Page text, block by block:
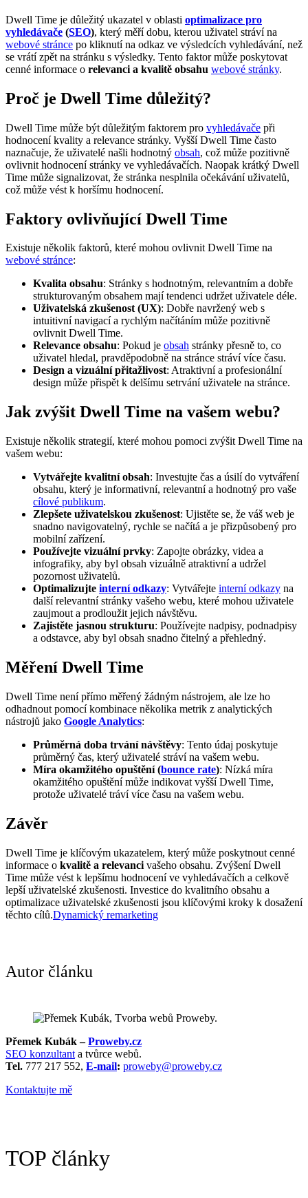
Dwell Time je důležitý ukazatel v oblasti optimalizace pro
vyhledávače (SEO), který měří dobu, kterou uživatel stráví na
webové stránce po kliknutí na odkaz ve výsledcích vyhledávání, než
se vrátí zpět na stránku s výsledky. Tento faktor může poskytovat
cenné informace o relevanci a kvalitě obsahu webové stránky.
Proč je Dwell Time důležitý?
Dwell Time může být důležitým faktorem pro vyhledávače při
hodnocení kvality a relevance stránky. Vyšší Dwell Time často
naznačuje, že uživatelé našli hodnotný obsah, což může pozitivně
ovlivnit hodnocení stránky ve vyhledávačích. Naopak krátký Dwell
Time může signalizovat, že stránka nesplnila očekávání uživatelů,
což může vést k horšímu hodnocení.
Faktory ovlivňující Dwell Time
Existuje několik faktorů, které mohou ovlivnit Dwell Time na
webové stránce:
Kvalita obsahu: Stránky s hodnotným, relevantním a dobře
strukturovaným obsahem mají tendenci udržet uživatele déle.
Uživatelská zkušenost (UX): Dobře navržený web s
intuitivní navigací a rychlým načítáním může pozitivně
ovlivnit Dwell Time.
Relevance obsahu: Pokud je obsah stránky přesně to, co
uživatel hledal, pravděpodobně na stránce stráví více času.
Design a vizuální přitažlivost: Atraktivní a profesionální
design může přispět k delšímu setrvání uživatele na stránce.
Jak zvýšit Dwell Time na vašem webu?
Existuje několik strategií, které mohou pomoci zvýšit Dwell Time na
vašem webu:
Vytvářejte kvalitní obsah: Investujte čas a úsilí do vytváření
obsahu, který je informativní, relevantní a hodnotný pro vaše
cílové publikum.
Zlepšete uživatelskou zkušenost: Ujistěte se, že váš web je
snadno navigovatelný, rychle se načítá a je přizpůsobený pro
mobilní zařízení.
Používejte vizuální prvky: Zapojte obrázky, videa a
infografiky, aby byl obsah vizuálně atraktivní a udržel
pozornost uživatelů.
Optimalizujte interní odkazy: Vytvářejte interní odkazy na
další relevantní stránky vašeho webu, které mohou uživatele
zaujmout a prodloužit jejich návštěvu.
Zajistěte jasnou strukturu: Používejte nadpisy, podnadpisy
a odstavce, aby byl obsah snadno čitelný a přehledný.
Měření Dwell Time
Dwell Time není přímo měřený žádným nástrojem, ale lze ho
odhadnout pomocí kombinace několika metrik z analytických
nástrojů jako Google Analytics:
Průměrná doba trvání návštěvy: Tento údaj poskytuje
průměrný čas, který uživatelé stráví na vašem webu.
Míra okamžitého opuštění (bounce rate): Nízká míra
okamžitého opuštění může indikovat vyšší Dwell Time,
protože uživatelé tráví více času na vašem webu.
Závěr
Dwell Time je klíčovým ukazatelem, který může poskytnout cenné
informace o kvalitě a relevanci vašeho obsahu. Zvýšení Dwell
Time může vést k lepšímu hodnocení ve vyhledávačích a celkově
lepší uživatelské zkušenosti. Investice do kvalitního obsahu a
optimalizace uživatelské zkušenosti jsou klíčovými kroky k dosažení
těchto cílů.Dynamický remarketing
Autor článku
Přemek Kubák –Proweby.cz
SEO konzultant a tvůrce webů.
Tel. 777 217 552, E-mail: proweby@proweby.cz
Kontaktujte mě
TOP články